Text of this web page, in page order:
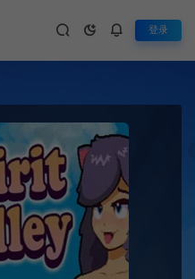
登录